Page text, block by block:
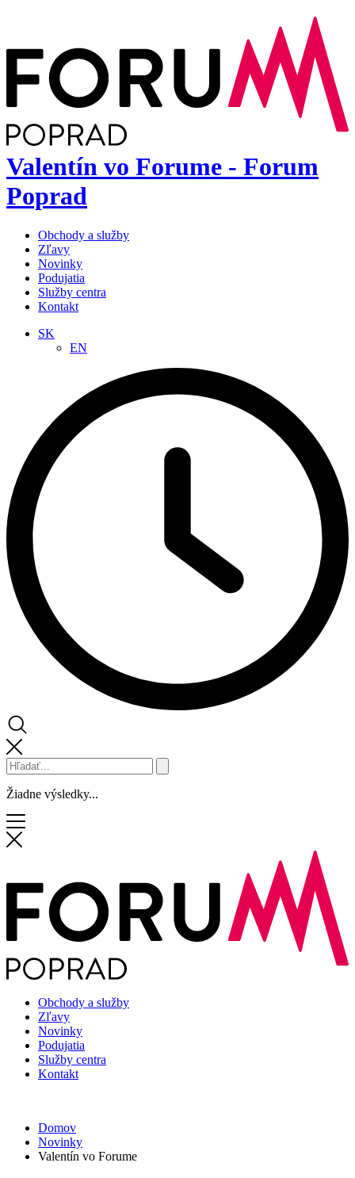
Valentín vo Forume - Forum
Poprad
Obchody a služby
Zľavy
Novinky
Podujatia
Služby centra
Kontakt
SK
EN
Žiadne výsledky...
Obchody a služby
Zľavy
Novinky
Podujatia
Služby centra
Kontakt
Domov
Novinky
Valentín vo Forume